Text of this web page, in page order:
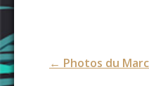
Post
navigation
← Photos du